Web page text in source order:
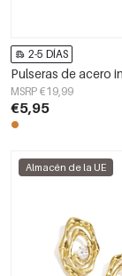
2-5 DÍAS
MSRP €19,99
€5,95
Almacén de la UE